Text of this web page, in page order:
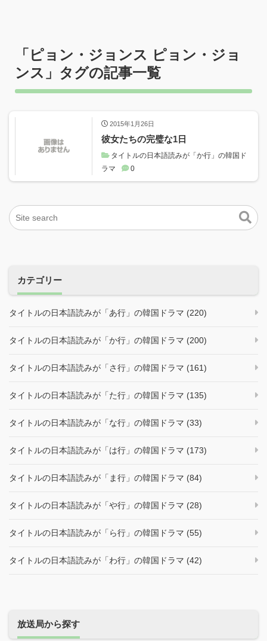
「ピョン・ジョンス ピョン・ジョ
ンス 」タグの記事一覧
2015年1月26日
彼女たちの完璧な1日
タイトルの日本語読みが「か行」の韓国ド
ラマ
0
カテゴリー
タイトルの日本語読みが「あ行」の韓国ドラマ (220)
タイトルの日本語読みが「か行」の韓国ドラマ (200)
タイトルの日本語読みが「さ行」の韓国ドラマ (161)
タイトルの日本語読みが「た行」の韓国ドラマ (135)
タイトルの日本語読みが「な行」の韓国ドラマ (33)
タイトルの日本語読みが「は行」の韓国ドラマ (173)
タイトルの日本語読みが「ま行」の韓国ドラマ (84)
タイトルの日本語読みが「や行」の韓国ドラマ (28)
タイトルの日本語読みが「ら行」の韓国ドラマ (55)
タイトルの日本語読みが「わ行」の韓国ドラマ (42)
放送局から探す